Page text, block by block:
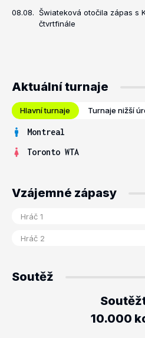
08.08. Šwiateková otočila zápas s
čtvrtfinále
Aktuální turnaje
Hlavní turnaje Turnaje nižší
Montreal
Toronto WTA
Vzájemné zápasy
Soutěž
10.000